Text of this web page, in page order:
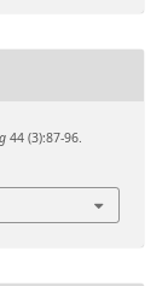
44 (3):87-96.